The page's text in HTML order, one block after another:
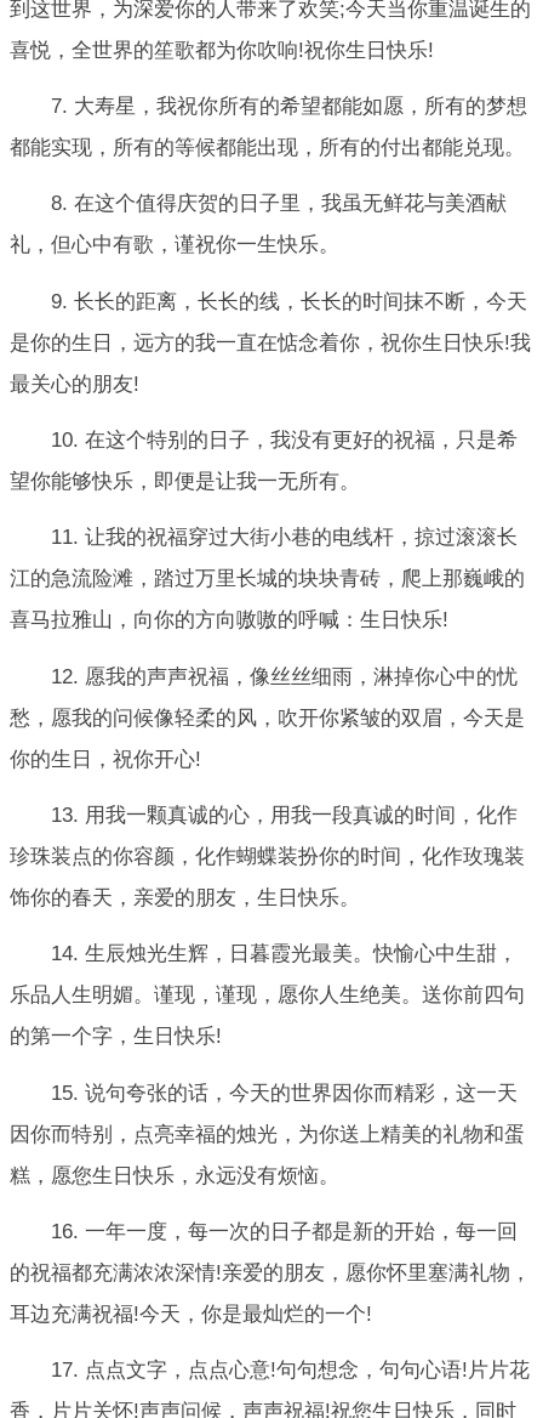
到这世界，为深爱你的人带来了欢笑;今天当你重温诞生的
喜悦，全世界的笙歌都为你吹响!祝你生日快乐!
7. 大寿星，我祝你所有的希望都能如愿，所有的梦想
都能实现，所有的等候都能出现，所有的付出都能兑现。
8. 在这个值得庆贺的日子里，我虽无鲜花与美酒献
礼，但心中有歌，谨祝你一生快乐。
9. 长长的距离，长长的线，长长的时间抹不断，今天
是你的生日，远方的我一直在惦念着你，祝你生日快乐!我
最关心的朋友!
10. 在这个特别的日子，我没有更好的祝福，只是希
望你能够快乐，即便是让我一无所有。
11. 让我的祝福穿过大街小巷的电线杆，掠过滚滚长
江的急流险滩，踏过万里长城的块块青砖，爬上那巍峨的
喜马拉雅山，向你的方向嗷嗷的呼喊：生日快乐!
12. 愿我的声声祝福，像丝丝细雨，淋掉你心中的忧
愁，愿我的问候像轻柔的风，吹开你紧皱的双眉，今天是
你的生日，祝你开心!
13. 用我一颗真诚的心，用我一段真诚的时间，化作
珍珠装点的你容颜，化作蝴蝶装扮你的时间，化作玫瑰装
饰你的春天，亲爱的朋友，生日快乐。
14. 生辰烛光生辉，日暮霞光最美。快愉心中生甜，
乐品人生明媚。谨现，谨现，愿你人生绝美。送你前四句
的第一个字，生日快乐!
15. 说句夸张的话，今天的世界因你而精彩，这一天
因你而特别，点亮幸福的烛光，为你送上精美的礼物和蛋
糕，愿您生日快乐，永远没有烦恼。
16. 一年一度，每一次的日子都是新的开始，每一回
的祝福都充满浓浓深情!亲爱的朋友，愿你怀里塞满礼物，
耳边充满祝福!今天，你是最灿烂的一个!
17. 点点文字，点点心意!句句想念，句句心语!片片花
香，片片关怀!声声问候，声声祝福!祝您生日快乐，同时